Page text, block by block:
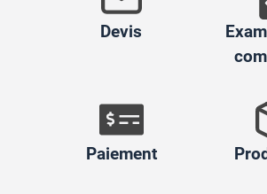
Devis
Paiement